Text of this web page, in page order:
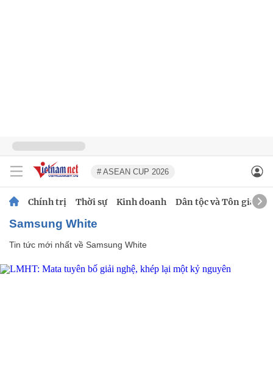
# ASEAN CUP 2026
Chính trị Thời sự Kinh doanh Dân tộc và Tôn giáo
Samsung White
Tin tức mới nhất về Samsung White